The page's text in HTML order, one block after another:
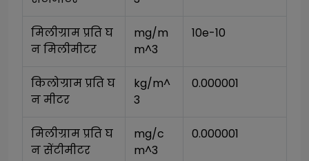
मिलीग्राम प्रति घ
न मिलीमीटर
mg/m
m^3
10e-10
किलोग्राम प्रति घ
न मीटर
kg/m^
3
0.000001
मिलीग्राम प्रति घ
न सेंटीमीटर
mg/c
m^3
0.000001